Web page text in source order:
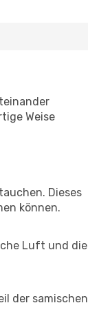
Weise
Dieses
können.
Luft und die
der samischen